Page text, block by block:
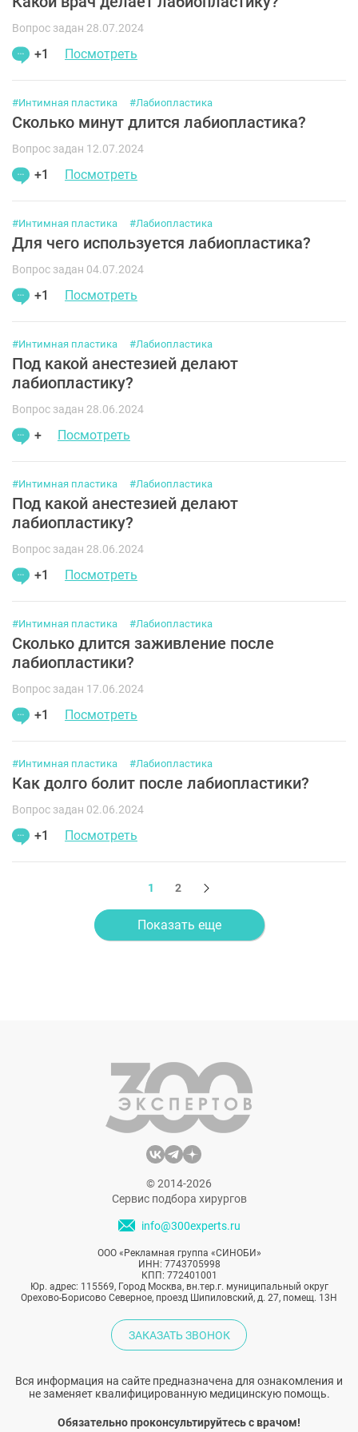
Вопрос задан 28.07.2024
+1 Посмотреть
#Интимная пластика #Лабиопластика
Сколько минут длится лабиопластика?
Вопрос задан 12.07.2024
+1 Посмотреть
#Интимная пластика #Лабиопластика
Для чего используется лабиопластика?
Вопрос задан 04.07.2024
+1 Посмотреть
#Интимная пластика #Лабиопластика
Под какой анестезией делают
лабиопластику?
Вопрос задан 28.06.2024
+ Посмотреть
#Интимная пластика #Лабиопластика
Под какой анестезией делают
лабиопластику?
Вопрос задан 28.06.2024
+1 Посмотреть
#Интимная пластика #Лабиопластика
Сколько длится заживление после
лабиопластики?
Вопрос задан 17.06.2024
+1 Посмотреть
#Интимная пластика #Лабиопластика
Как долго болит после лабиопластики?
Вопрос задан 02.06.2024
+1 Посмотреть
1 2
Показать еще
© 2014-2026
Сервис подбора хирургов
info@300experts.ru
ООО «Рекламная группа «СИНОБИ»
ИНН: 7743705998
КПП: 772401001
Юр. адрес: 115569, Город Москва, вн.тер.г. муниципальный округ
Орехово-Борисово Северное, проезд Шипиловский, д. 27, помещ. 13Н
ЗАКАЗАТЬ ЗВОНОК
Вся информация на сайте предназначена для ознакомления и
не заменяет квалифицированную медицинскую помощь.
Обязательно проконсультируйтесь с врачом!